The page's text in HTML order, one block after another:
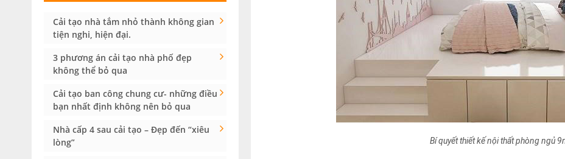
Bí quyết thiết kế nội thất phòng ngủ
Cải tạo nhà tắm nhỏ thành không gian
tiện nghi, hiện đại.
3 phương án cải tạo nhà phố đẹp
không thể bỏ qua
Cải tạo ban công chung cư- những điều
bạn nhất định không nên bỏ qua
Nhà cấp 4 sau cải tạo – Đẹp đến “xiêu
lòng”